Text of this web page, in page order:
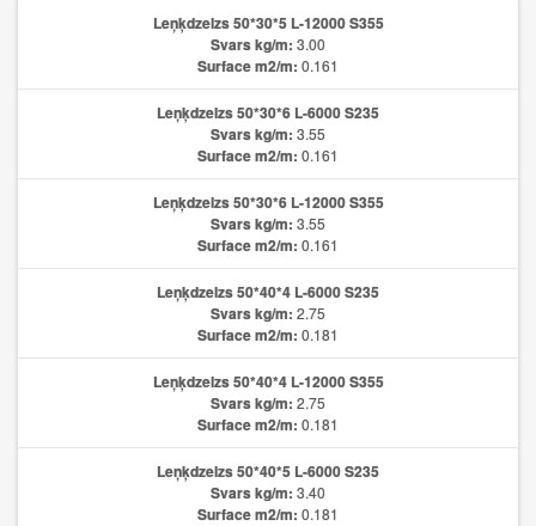
Leņķdzelzs 50*30*5 L-12000 S355
Svars kg/m: 3.00
Surface m2/m: 0.161
Leņķdzelzs 50*30*6 L-6000 S235
Svars kg/m: 3.55
Surface m2/m: 0.161
Leņķdzelzs 50*30*6 L-12000 S355
Svars kg/m: 3.55
Surface m2/m: 0.161
Leņķdzelzs 50*40*4 L-6000 S235
Svars kg/m: 2.75
Surface m2/m: 0.181
Leņķdzelzs 50*40*4 L-12000 S355
Svars kg/m: 2.75
Surface m2/m: 0.181
Leņķdzelzs 50*40*5 L-6000 S235
Svars kg/m: 3.40
Surface m2/m: 0.181